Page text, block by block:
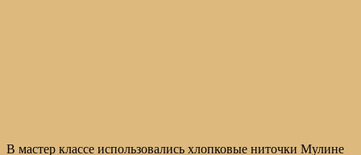
В мастер классе использовались хлопковые ниточки Мулине